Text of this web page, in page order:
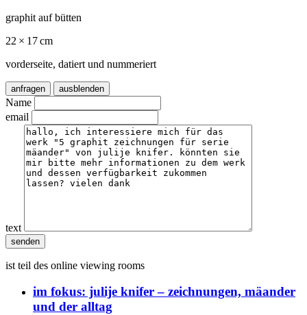
graphit auf bütten
22 × 17 cm
vorderseite, datiert und nummeriert
anfragen ausblenden
Name
email
text
ist teil des online viewing rooms
im fokus: julije knifer – zeichnungen, mäander
und der alltag